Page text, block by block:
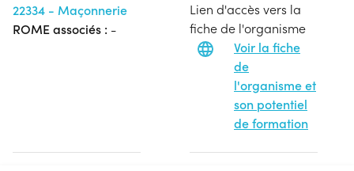
22334 - Maçonnerie
ROME associés : -
Lien d'accès vers la
fiche de l'organisme
Voir la fiche
de
l'organisme et
son potentiel
de formation